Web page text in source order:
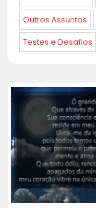
Outros Assuntos
Testes e Desafios